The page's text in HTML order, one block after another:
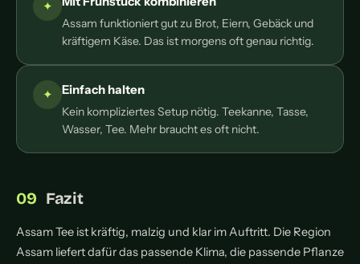
Assam funktioniert gut zu Brot, Eiern, Gebäck und
kräftigem Käse. Das ist morgens oft genau richtig.
Einfach halten
Kein kompliziertes Setup nötig. Teekanne, Tasse,
Wasser, Tee. Mehr braucht es oft nicht.
Fazit
Assam Tee ist kräftig, malzig und klar im Auftritt. Die Region
Assam liefert dafür das passende Klima, die passende Pflanze